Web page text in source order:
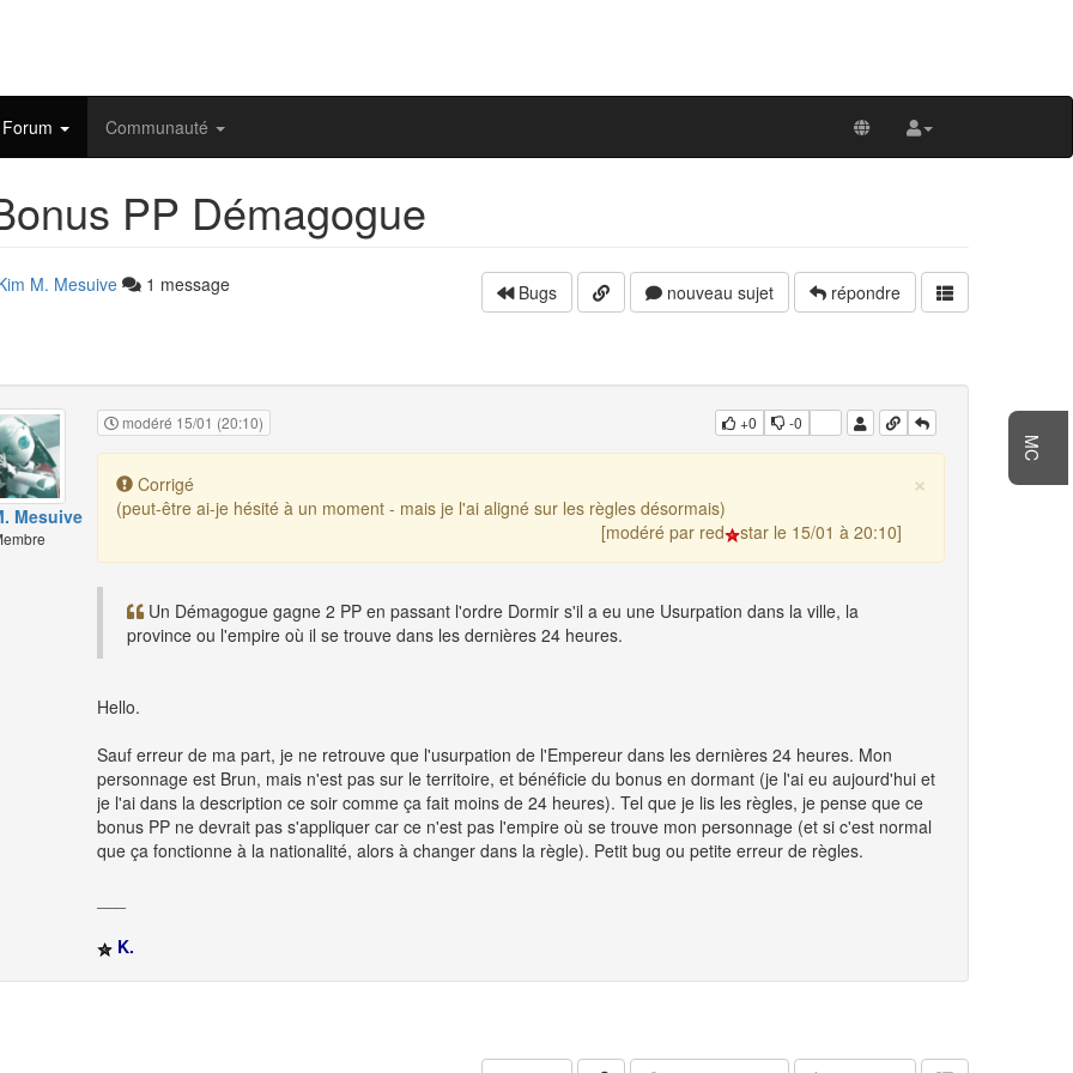
Forum Communauté
PP Démagogue
M. Mesuive 1 message Bugs nouveau sujet répondre
Mesuive
modéré 15/01 (20:10) +0 -0
×
Corrigé
(peut-être ai-je hésité à un moment - mais je l'ai aligné sur les règles désormais)
[modéré par red
star le 15/01 à 20:10]
Un Démagogue gagne 2 PP en passant l'ordre Dormir s'il a eu une Usurpation dans la ville, la
province ou l'empire où il se trouve dans les dernières 24 heures.
Hello.
Sauf erreur de ma part, je ne retrouve que l'usurpation de l'Empereur dans les dernières 24 heures. Mon
personnage est Brun, mais n'est pas sur le territoire, et bénéficie du bonus en dormant (je l'ai eu aujourd'hui et
je l'ai dans la description ce soir comme ça fait moins de 24 heures). Tel que je lis les règles, je pense que ce
bonus PP ne devrait pas s'appliquer car ce n'est pas l'empire où se trouve mon personnage (et si c'est normal
que ça fonctionne à la nationalité, alors à changer dans la règle). Petit bug ou petite erreur de règles.
K.
MC